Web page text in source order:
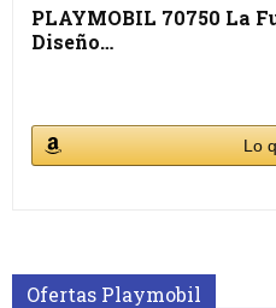
PLAYMOBIL 70750 La
Diseño…
Lo
Ofertas Playmobil